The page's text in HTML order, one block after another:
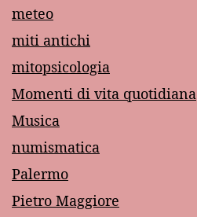
meteo
miti antichi
mitopsicologia
Momenti di vita quotidiana
Musica
numismatica
Palermo
Pietro Maggiore